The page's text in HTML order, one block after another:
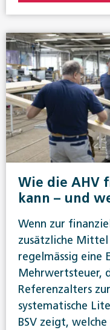
Wie die AHV
kann – und
Wenn zur
zusätzliche
regelmässig eine
Mehrwertsteuer,
Referenzalters
systematische
BSV zeigt,